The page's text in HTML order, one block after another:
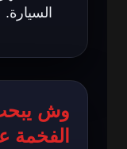
السيارة.
وش
الفخمة